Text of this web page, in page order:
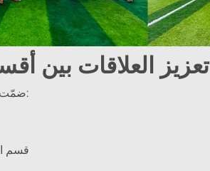
تعزيز العلاقات بين
ضمّت الفعالية موظفين من:
قسم